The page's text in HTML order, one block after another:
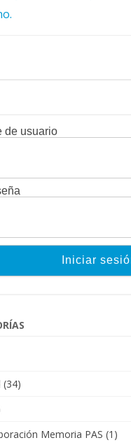
de usuario
(34)
Memoria PAS (1)